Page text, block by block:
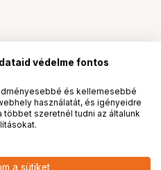
védelme fontos
és kellemesebbé
használatát, és igényeidre
többet szeretnél tudni az általunk
a sütiket